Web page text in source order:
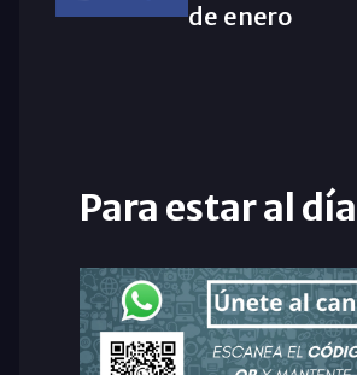
de enero
Para estar al día